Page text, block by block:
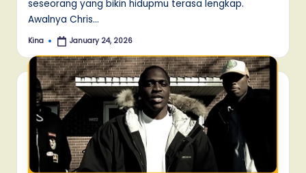
seseorang yang bikin hidupmu terasa lengkap.
Awalnya Chris…
Posted
Kina January 24, 2026